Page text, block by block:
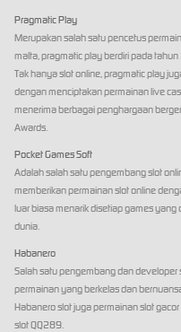
Pragmatic Play
Merupakan salah satu pencetus
malta, pragmatic play berdiri pada
Tak hanya slot online, pragmatic play
dengan menciptakan permainan live
menerima berbagai penghargaan
Awards.
Pocket Games Soft
Adalah salah satu pengembang slot
memberikan permainan slot online
luar biasa menarik disetiap games
dunia.
Habanero
Salah satu pengembang dan developer
permainan yang berkelas dan
Habanero slot juga permainan slot
slot QQ289.